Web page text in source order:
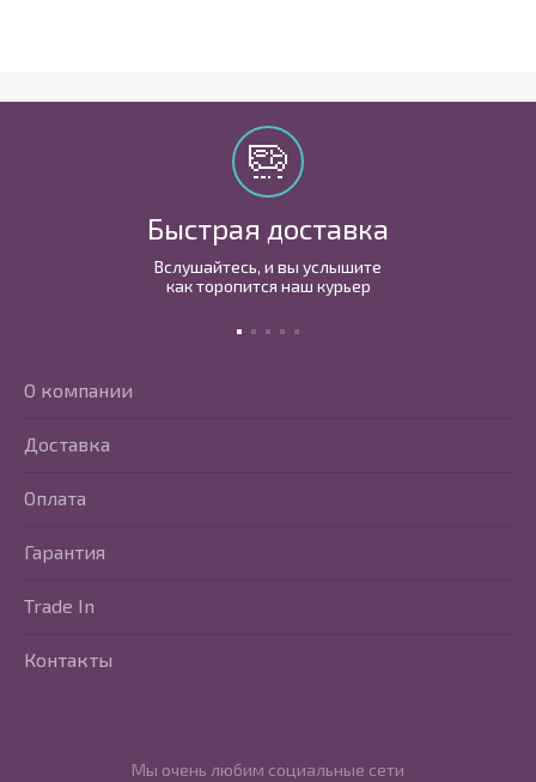
Быстрая доставка
Вслушайтесь, и вы услышите
как торопится наш курьер
Мы очень любим социальные сети
О компании
Доставка
Оплата
Гарантия
Trade In
Контакты